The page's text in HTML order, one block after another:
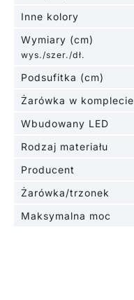
Inne kolory
Wymiary (cm)
wys./szer./dł.
Podsufitka (cm)
Żarówka w komplecie
Wbudowany LED
Rodzaj materiału
Producent
Żarówka/trzonek
Maksymalna moc